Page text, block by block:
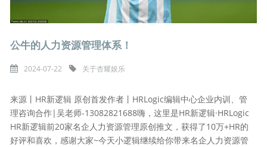
公牛的人力资源管理体系！
2024-07-22 关于杏耀娱乐
来源丨HR新逻辑 原创首发作者丨HRLogic编辑中心企业内训、管
理咨询合作|吴老师-13082821688嗨，这里是HR新逻辑·HRLogic
HR新逻辑前20家名企人力资源管理原创推文，获得了10万+HR的
好评和喜欢，感谢大家~今天小逻辑继续给你带来名企人力资源管